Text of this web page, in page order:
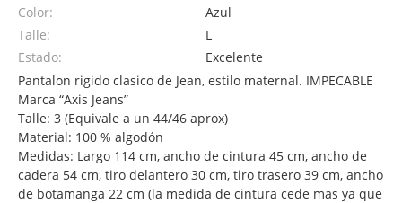
Color:
Azul
Talle:
L
Estado:
Excelente
Pantalon rigido clasico de Jean, estilo maternal. IMPECABLE
Marca “Axis Jeans”
Talle: 3 (Equivale a un 44/46 aprox)
Material: 100 % algodón
Medidas: Largo 114 cm, ancho de cintura 45 cm, ancho de
cadera 54 cm, tiro delantero 30 cm, tiro trasero 39 cm, ancho
de botamanga 22 cm (la medida de cintura cede mas ya que